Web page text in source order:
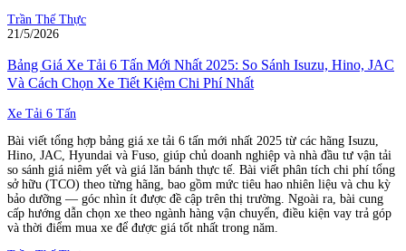
Trần Thế Thực
21/5/2026
Bảng Giá Xe Tải 6 Tấn Mới Nhất 2025: So Sánh Isuzu, Hino, JAC
Và Cách Chọn Xe Tiết Kiệm Chi Phí Nhất
Xe Tải 6 Tấn
Bài viết tổng hợp bảng giá xe tải 6 tấn mới nhất 2025 từ các hãng Isuzu,
Hino, JAC, Hyundai và Fuso, giúp chủ doanh nghiệp và nhà đầu tư vận tải
so sánh giá niêm yết và giá lăn bánh thực tế. Bài viết phân tích chi phí tổng
sở hữu (TCO) theo từng hãng, bao gồm mức tiêu hao nhiên liệu và chu kỳ
bảo dưỡng — góc nhìn ít được đề cập trên thị trường. Ngoài ra, bài cung
cấp hướng dẫn chọn xe theo ngành hàng vận chuyển, điều kiện vay trả góp
và thời điểm mua xe để được giá tốt nhất trong năm.